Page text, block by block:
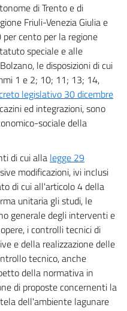
di Trento e di
Friuli-Venezia Giulia e
cento per la regione
speciale e alle
le disposizioni di cui
1 e 2; 10; 11; 13; 14,
legislativo 30 dicembre
ed integrazioni, sono
sociale della
di cui alla legge 29
modificazioni, ivi inclusi
di cui all'articolo 4 della
unitaria gli studi, le
generale degli interventi e
i controlli tecnici di
e della realizzazione delle
tecnico, anche
della normativa in
di proposte concernenti la
dell'ambiente lagunare